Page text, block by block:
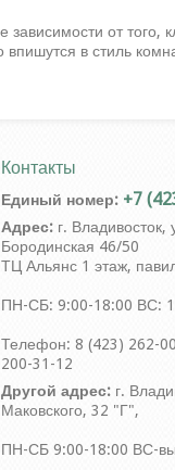
от того,
в стиль
Контакты
Единый номер: +7
Адрес: г. Владивосток,
Бородинская 46/50
ТЦ Альянс 1 этаж,
ПН-СБ: 9:00-18:00 ВС:
Телефон: 8 (423) 262-
200-31-12
Другой адрес: г.
Маковского, 32 "Г",
ПН-СБ 9:00-18:00 ВС-